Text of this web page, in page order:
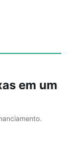
em um